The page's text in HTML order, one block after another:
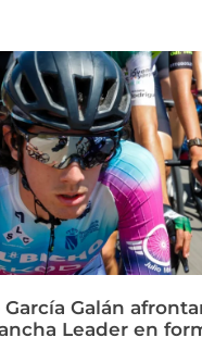
Galán
Leader en